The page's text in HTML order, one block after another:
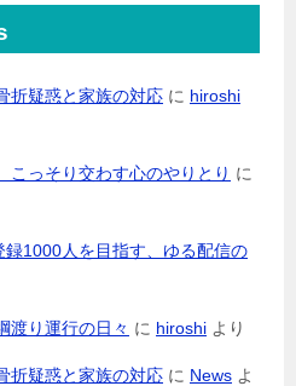
疑惑と家族の対応 に hiroshi
こっそり交わす心のやりとり に
1000人を目指す、ゆる配信の
渡り運行の日々 に hiroshi より
疑惑と家族の対応 に News よ